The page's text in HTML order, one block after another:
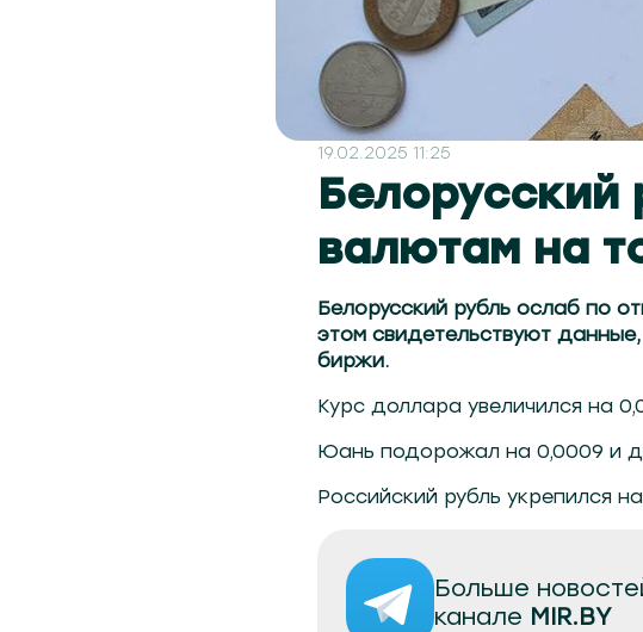
19.02.2025 11:25
Белорусский
валютам на
Белорусский рубль ослаб по
этом свидетельствуют
биржи.
Курс доллара увеличился на
Юань подорожал на 0,0009 и
Российский рубль укрепился
Больше
канале MIR.BY